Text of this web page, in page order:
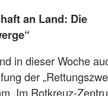
an Land: Die
in dieser Woche
der
Im Rotkreuz-